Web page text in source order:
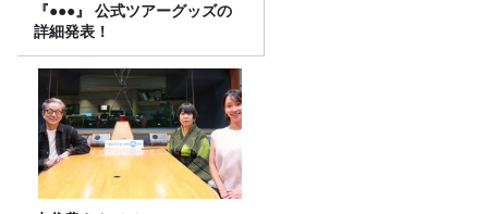
『●●●』 公式ツアーグッズの
詳細発表！